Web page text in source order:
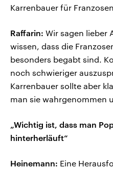
Karrenbauer für
Raffarin: Wir sagen lieber
wissen, dass die
besonders begabt sind.
noch schwieriger
Karrenbauer sollte aber
man sie wahrgenommen
„Wichtig ist, dass man
hinterherläuft“
Heinemann: Eine